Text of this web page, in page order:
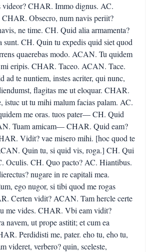
videor? CHAR. Immo dignus. AC.
Obsecro, num navis periit?
ne time. CH. Quid alia armamenta?
sunt. CH. Quin tu expedis quid siet quod
quaerebas modo. ACAN. Tu quidem
eripis. CHAR. Taceo. ACAN. Tace.
ad te nuntiem, instes acriter, qui nunc,
flagitas me ut eloquar. CHAR.
istuc ut tu mihi malum facias palam. AC.
me oras. tuos pater— CH. Quid
Tuam amicam— CHAR. Quid eam?
Vidit? vae misero mihi. [hoc quod te
Quin tu, si quid vis, roga.] CH. Qui
Oculis. CH. Quo pacto? AC. Hiantibus.
nugare in re capitali mea.
ego nugor, si tibi quod me rogas
Certen vidit? ACAN. Tam hercle certe
me vides. CHAR. Vbi eam vidit?
navem, ut prope astitit; et cum ea
Perdidisti me, pater. eho tu, eho tu,
videret, verbero? quin, sceleste,